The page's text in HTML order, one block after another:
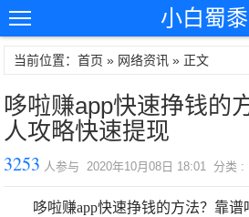
小白蜀黍
当前位置：首页 » 网络资讯 » 正文
哆啦赚app快速挣钱的
人攻略快速提现
3253 人参与 2020年10月08日 18:01 分类 :
哆啦赚app快速挣钱的方法？靠